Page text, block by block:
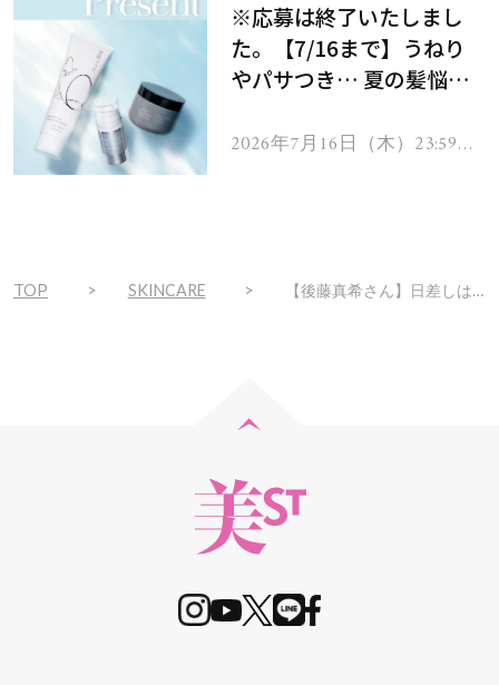
※応募は終了いたしまし
た。【7/16まで】うねり
やパサつき… 夏の髪悩み
ムを13名様にプレゼン
2026年7月16日（木）23:59ま
TOP SKINCARE 【後藤真希さん】日差しは徹底回避！“ドラキュラ生活”を支える愛用UV6選